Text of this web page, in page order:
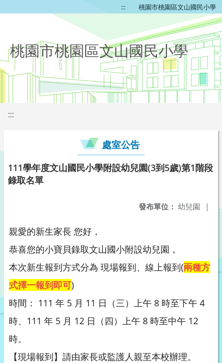
::: 桃園市桃園區文山國民小學
桃園市桃園區文山國民小學
:::
處室公告
111學年度文山國民小學附設幼兒園(3到5歲)第1階段
錄取名單
發布單位： 幼兒園 |
親愛的新生家長 您好，
恭喜您的小寶貝錄取文山國小附設幼兒園，
本次新生報到方式分為 現場報到、線上報到(兩種方
式擇一報到即可)
時間： 111 年 5 月 11 日（三）上午 8 時至下午 4
時、111 年 5 月 12 日（四）上午 8 時至中午 12
時。
【現場報到】請由家長或監護人親至本校辦理。